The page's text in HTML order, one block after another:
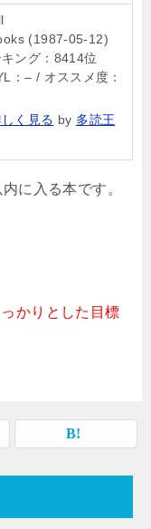
(1987-05-12)
ング：8414位
：– / オススメ度：
く見る by 多読王
に入る本です。
っかりとした目標